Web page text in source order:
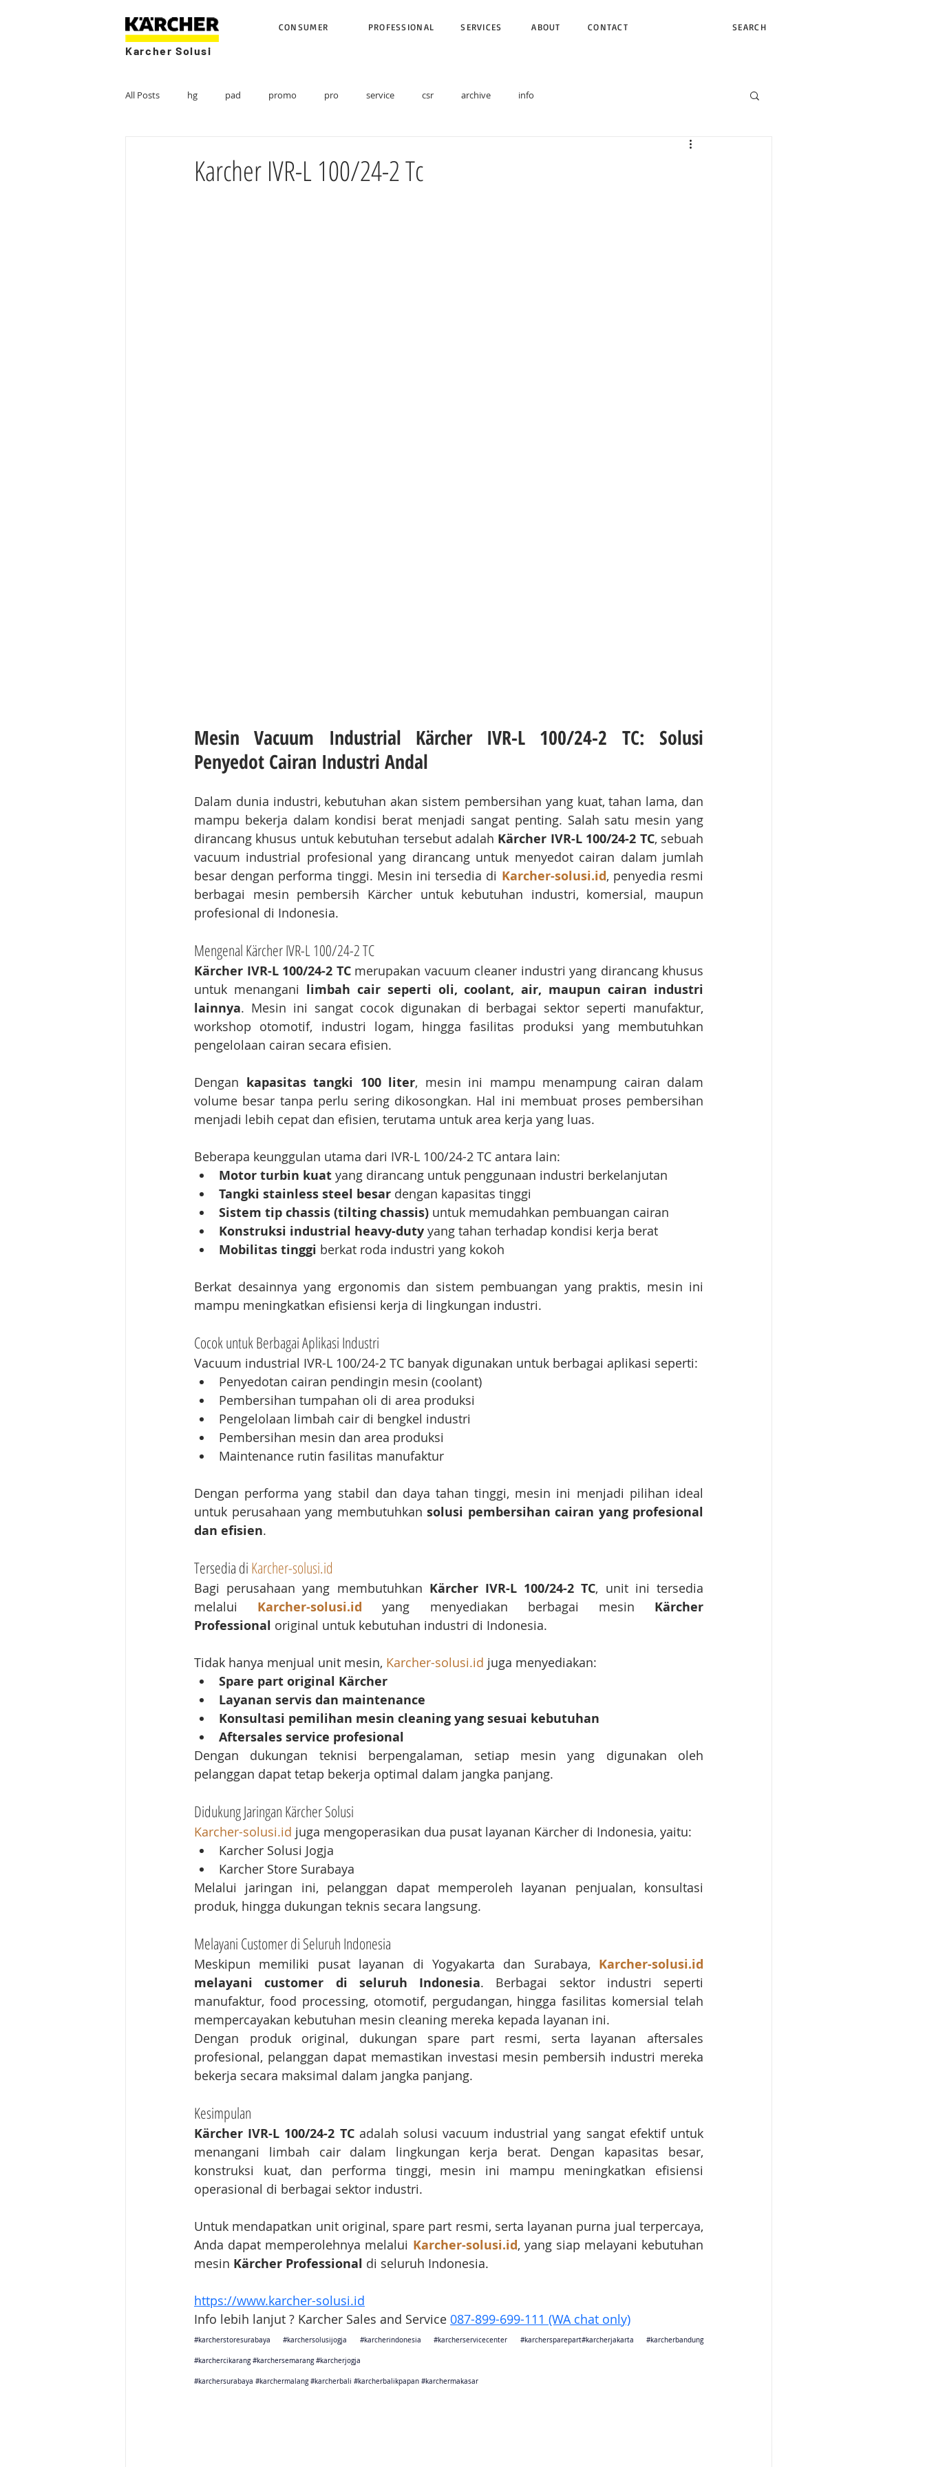
CONSUMER PROFESSIONAL SERVICES ABOUT CONTACT SEARCH
Karcher Solusi
All Posts hg pad promo pro service csr archive info
Karcher IVR-L 100/24-2 Tc
Mesin Vacuum Industrial Kärcher IVR-L 100/24-2 TC: Solusi
Penyedot Cairan Industri Andal
Dalam dunia industri, kebutuhan akan sistem pembersihan yang kuat, tahan lama, dan
mampu bekerja dalam kondisi berat menjadi sangat penting. Salah satu mesin yang
dirancang khusus untuk kebutuhan tersebut adalah Kärcher IVR-L 100/24-2 TC, sebuah
vacuum industrial profesional yang dirancang untuk menyedot cairan dalam jumlah
besar dengan performa tinggi. Mesin ini tersedia di Karcher-solusi.id, penyedia resmi
berbagai mesin pembersih Kärcher untuk kebutuhan industri, komersial, maupun
profesional di Indonesia.
Mengenal Kärcher IVR-L 100/24-2 TC
Kärcher IVR-L 100/24-2 TC merupakan vacuum cleaner industri yang dirancang khusus
untuk menangani limbah cair seperti oli, coolant, air, maupun cairan industri
lainnya. Mesin ini sangat cocok digunakan di berbagai sektor seperti manufaktur,
workshop otomotif, industri logam, hingga fasilitas produksi yang membutuhkan
pengelolaan cairan secara efisien.
Dengan kapasitas tangki 100 liter, mesin ini mampu menampung cairan dalam
volume besar tanpa perlu sering dikosongkan. Hal ini membuat proses pembersihan
menjadi lebih cepat dan efisien, terutama untuk area kerja yang luas.
Beberapa keunggulan utama dari IVR-L 100/24-2 TC antara lain:
Motor turbin kuat yang dirancang untuk penggunaan industri berkelanjutan
Tangki stainless steel besar dengan kapasitas tinggi
Sistem tip chassis (tilting chassis) untuk memudahkan pembuangan cairan
Konstruksi industrial heavy-duty yang tahan terhadap kondisi kerja berat
Mobilitas tinggi berkat roda industri yang kokoh
Berkat desainnya yang ergonomis dan sistem pembuangan yang praktis, mesin ini
mampu meningkatkan efisiensi kerja di lingkungan industri.
Cocok untuk Berbagai Aplikasi Industri
Vacuum industrial IVR-L 100/24-2 TC banyak digunakan untuk berbagai aplikasi seperti:
Penyedotan cairan pendingin mesin (coolant)
Pembersihan tumpahan oli di area produksi
Pengelolaan limbah cair di bengkel industri
Pembersihan mesin dan area produksi
Maintenance rutin fasilitas manufaktur
Dengan performa yang stabil dan daya tahan tinggi, mesin ini menjadi pilihan ideal
untuk perusahaan yang membutuhkan solusi pembersihan cairan yang profesional
dan efisien.
Tersedia di Karcher-solusi.id
Bagi perusahaan yang membutuhkan Kärcher IVR-L 100/24-2 TC, unit ini tersedia
melalui Karcher-solusi.id yang menyediakan berbagai mesin Kärcher
Professional original untuk kebutuhan industri di Indonesia.
Tidak hanya menjual unit mesin, Karcher-solusi.id juga menyediakan:
Spare part original Kärcher
Layanan servis dan maintenance
Konsultasi pemilihan mesin cleaning yang sesuai kebutuhan
Aftersales service profesional
Dengan dukungan teknisi berpengalaman, setiap mesin yang digunakan oleh
pelanggan dapat tetap bekerja optimal dalam jangka panjang.
Didukung Jaringan Kärcher Solusi
Karcher-solusi.id juga mengoperasikan dua pusat layanan Kärcher di Indonesia, yaitu:
Karcher Solusi Jogja
Karcher Store Surabaya
Melalui jaringan ini, pelanggan dapat memperoleh layanan penjualan, konsultasi
produk, hingga dukungan teknis secara langsung.
Melayani Customer di Seluruh Indonesia
Meskipun memiliki pusat layanan di Yogyakarta dan Surabaya, Karcher-solusi.id
melayani customer di seluruh Indonesia. Berbagai sektor industri seperti
manufaktur, food processing, otomotif, pergudangan, hingga fasilitas komersial telah
mempercayakan kebutuhan mesin cleaning mereka kepada layanan ini.
Dengan produk original, dukungan spare part resmi, serta layanan aftersales
profesional, pelanggan dapat memastikan investasi mesin pembersih industri mereka
bekerja secara maksimal dalam jangka panjang.
Kesimpulan
Kärcher IVR-L 100/24-2 TC adalah solusi vacuum industrial yang sangat efektif untuk
menangani limbah cair dalam lingkungan kerja berat. Dengan kapasitas besar,
konstruksi kuat, dan performa tinggi, mesin ini mampu meningkatkan efisiensi
operasional di berbagai sektor industri.
Untuk mendapatkan unit original, spare part resmi, serta layanan purna jual terpercaya,
Anda dapat memperolehnya melalui Karcher-solusi.id, yang siap melayani kebutuhan
mesin Kärcher Professional di seluruh Indonesia.
https://www.karcher-solusi.id
Info lebih lanjut ? Karcher Sales and Service 087-899-699-111 (WA chat only)
#karcherstoresurabaya #karchersolusijogja #karcherindonesia #karcherservicecenter #karchersparepart#karcherjakarta #karcherbandung
#karchercikarang #karchersemarang #karcherjogja
#karchersurabaya #karchermalang #karcherbali #karcherbalikpapan #karchermakasar